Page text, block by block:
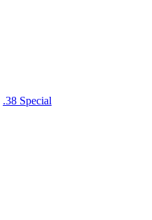
.38 Special